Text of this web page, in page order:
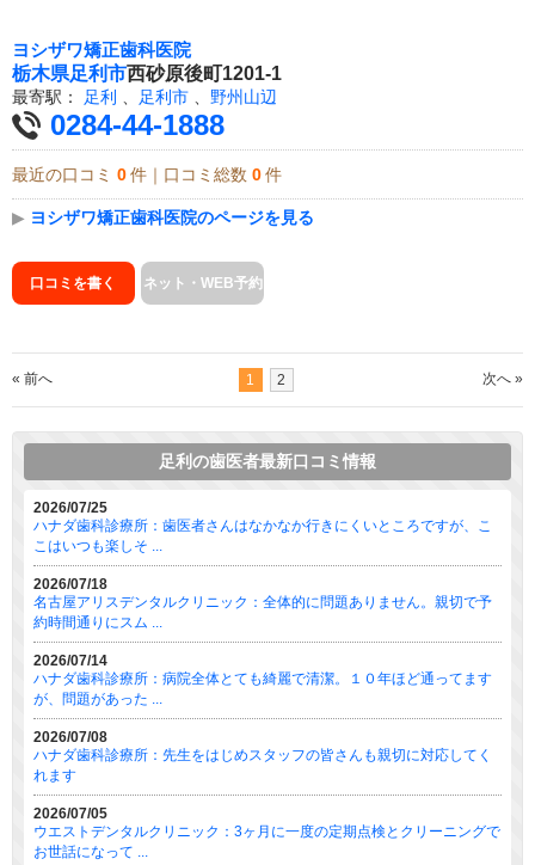
ヨシザワ矯正歯科医院
栃木県足利市西砂原後町1201-1
最寄駅： 足利 、 足利市 、 野州山辺
0284-44-1888
最近の口コミ 0 件｜口コミ総数 0 件
▶ ヨシザワ矯正歯科医院のページを見る
口コミを書く ネット・WEB予約
« 前へ 1 2 次へ »
足利の歯医者最新口コミ情報
2026/07/25
ハナダ歯科診療所：歯医者さんはなかなか行きにくいところですが、こ
こはいつも楽しそ ...
2026/07/18
名古屋アリスデンタルクリニック：全体的に問題ありません。親切で予
約時間通りにスム ...
2026/07/14
ハナダ歯科診療所：病院全体とても綺麗で清潔。１０年ほど通ってます
が、問題があった ...
2026/07/08
ハナダ歯科診療所：先生をはじめスタッフの皆さんも親切に対応してく
れます
2026/07/05
ウエストデンタルクリニック：3ヶ月に一度の定期点検とクリーニングで
お世話になって ...